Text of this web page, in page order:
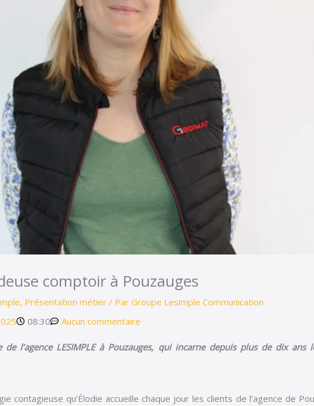
comptoir à Pouzauges
, Présentation métier / ParGroupe Lesimple Communication
08:30 Aucun commentaire
l’agence LESIMPLE à Pouzauges, qui incarne depuis plus de dix ans
contagieuse qu’Élodie accueille chaque jour les clients de l’agence de